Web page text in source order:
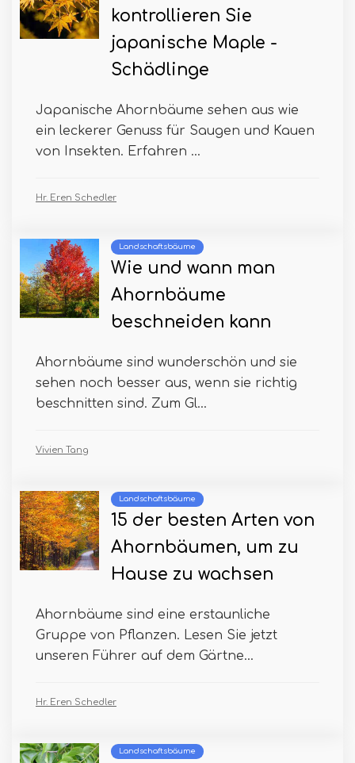
kontrollieren Sie
japanische Maple -
Schädlinge
Japanische Ahornbäume sehen aus wie
ein leckerer Genuss für Saugen und Kauen
von Insekten. Erfahren ...
Hr. Eren Schedler
Landschaftsbäume
Wie und wann man
Ahornbäume
beschneiden kann
Ahornbäume sind wunderschön und sie
sehen noch besser aus, wenn sie richtig
beschnitten sind. Zum Gl...
Vivien Tang
Landschaftsbäume
15 der besten Arten von
Ahornbäumen, um zu
Hause zu wachsen
Ahornbäume sind eine erstaunliche
Gruppe von Pflanzen. Lesen Sie jetzt
unseren Führer auf dem Gärtne...
Hr. Eren Schedler
Landschaftsbäume